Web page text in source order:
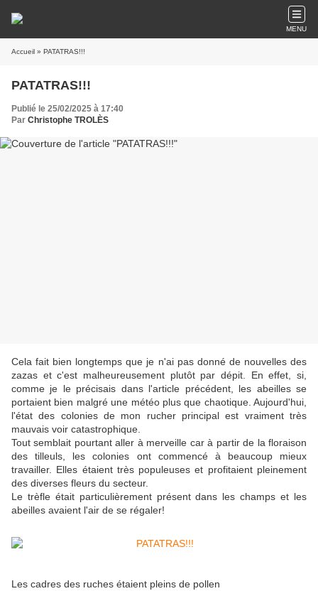
MENU
Accueil » PATATRAS!!!
PATATRAS!!!
Publié le 25/02/2025 à 17:40
Par Christophe TROLÈS
Cela fait bien longtemps que je n'ai pas donné de nouvelles des
zazas et c'est malheureusement plutôt par dépit. En effet, si,
comme je le précisais dans l'article précédent, les abeilles se
portaient bien malgré une météo plus que chaotique. Aujourd'hui,
l'état des colonies de mon rucher principal est vraiment très
mauvais voir catastrophique.
Tout semblait pourtant aller à merveille car à partir de la floraison
des tilleuls, les colonies ont commencé à beaucoup mieux
travailler. Elles étaient très populeuses et profitaient pleinement
des diverses fleurs du secteur.
Le trèfle était particulièrement présent dans les champs et les
abeilles avaient l'air de se régaler!
Les cadres des ruches étaient pleins de pollen